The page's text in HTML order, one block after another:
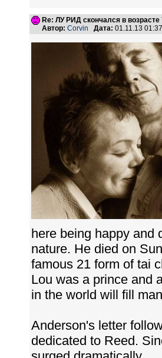
Re: ЛУ РИД скончался в возрасте
Автор: Corvin Дата: 01.11.13
here being happy and
nature. He died on
famous 21 form of tai
Lou was a prince and
in the world will fill
Anderson's letter
dedicated to Reed.